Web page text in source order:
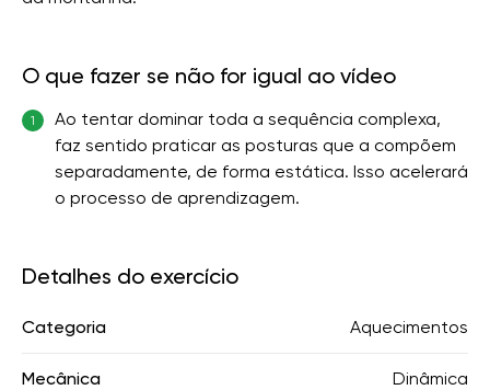
O que fazer se não for igual ao vídeo
1
Ao tentar dominar toda a sequência complexa,
faz sentido praticar as posturas que a compõem
separadamente, de forma estática. Isso acelerará
o processo de aprendizagem.
Detalhes do exercício
Categoria Aquecimentos
Mecânica Dinâmica